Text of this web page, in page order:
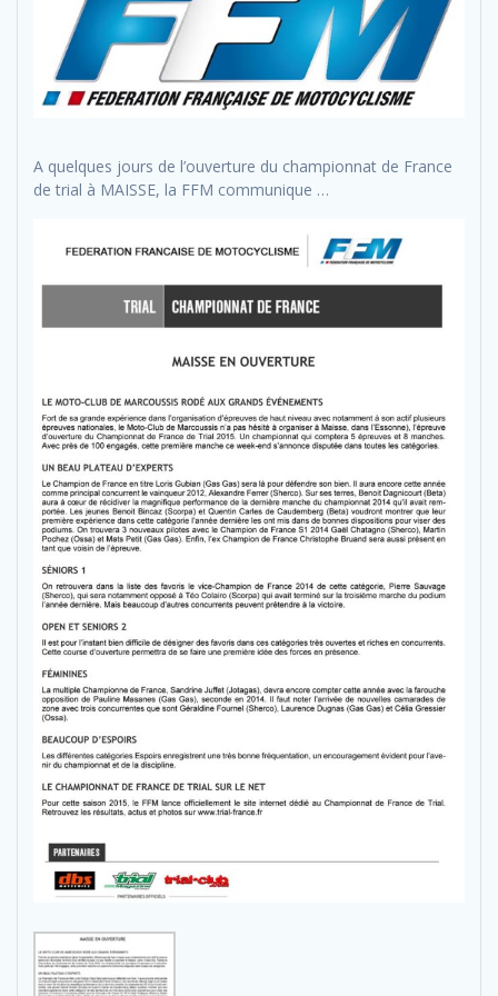
A quelques jours de l’ouverture du championnat de France
de trial à MAISSE, la FFM communique …